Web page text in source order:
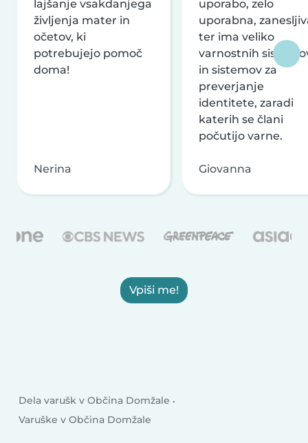
lajšanje vsakdanjega
življenja mater in
očetov, ki
potrebujejo pomoč
doma!
Nerina
uporabo, zelo
uporabna,
ter ima veliko
varnostnih
in sistemov za
preverjanje
identitete, zaradi
katerih se člani
počutijo varne.
Giovanna
Vpiši me!
Dela varušk v Občina Domžale
Varuške v Občina Domžale